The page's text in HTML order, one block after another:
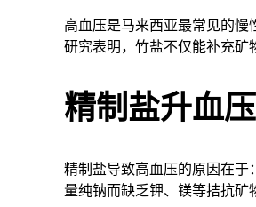
高血压是马来西亚最常见的慢
研究表明，竹盐不仅能补充矿
精制盐升血
精制盐导致高血压的原因在
量纯钠而缺乏钾、镁等拮抗矿